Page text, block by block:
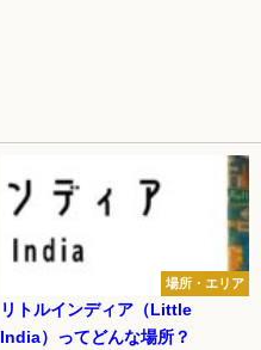
場所・エリア
リトルインディア（Little
India）ってどんな場所？